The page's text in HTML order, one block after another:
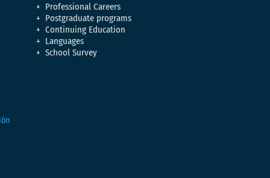
Professional Careers
Postgraduate programs
Continuing Education
Languages
School Survey